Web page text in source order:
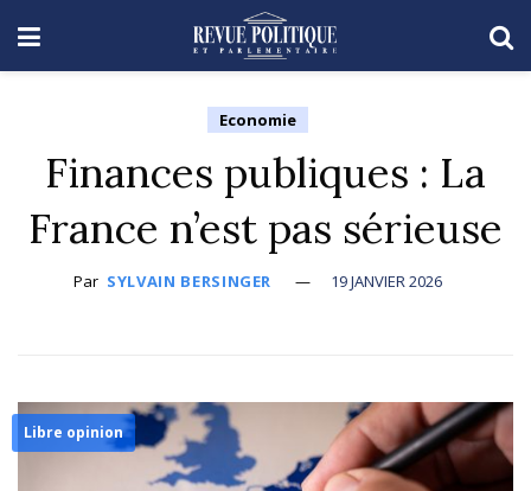
Economie
Finances publiques : La
France n’est pas sérieuse
Par SYLVAIN BERSINGER 19 JANVIER 2026
Libre opinion